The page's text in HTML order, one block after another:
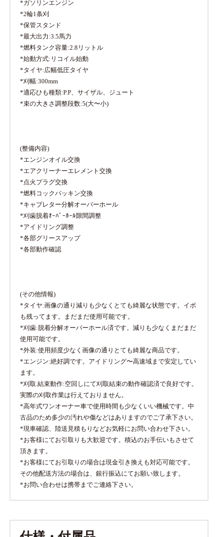
*ガソリンエンジン
*2輪1条刈
*保管スタンド
*最大出力:3.5馬力
*燃料タンク容量:2.8リットル
*始動方式:リコイル始動
*タイヤ:広幅低圧タイヤ
*刈幅:300mm
*適応ひも種類:P.P、サイザル、ジュート
*束の大きさ調整段数:5(大〜小)
(整備内容)
*エンジンオイル交換
*エアクリーナーエレメント交換
*点火プラグ交換
*燃料コックパッキン交換
*キャブレター分解オーバーホール
*刈歯脱着ｵｰﾊﾞｰﾎｰﾙ隙間調整
*アイドリング調整
*各部グリースアップ
*各部動作確認
(その他情報)
*タイヤ:画像の通り減りも少なくとても綺麗な状態です。イボ
も残ってます。まだまだ使用可能です。
*刈歯:脱着分解オーバーホール済です。減りも少なくまだまだ
使用可能です。
*外装:使用頻度少なく画像の通りとても綺麗な商品です。
*エンジン:絶好調です。アイドリング〜高速域まで安定してい
ます。
*刈取.結束動作:空回しにて刈取結束の動作確認済で良好です。
実際の刈取作業は行えておりません。
*高年式ワンオーナー車で使用時間も少なくいい機械です。中
古品のため多少の汚れや傷などはありますのでご了承下さい。
*現車確認、陸送見積もりなどお気軽にお問い合わせ下さい。
*お客様にてお引取りも大歓迎です。積込のお手伝いもさせて
頂きます。
*お客様にてお引取りの場合は現金引き換えも対応可能です。
その他配送方法の場合は、銀行振込にてお願い致します。
*お問い合わせは携帯までご連絡下さい。